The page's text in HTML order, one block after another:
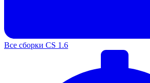
Все сборки CS 1.6